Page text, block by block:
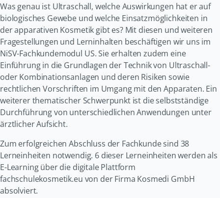
Was genau ist Ultraschall, welche Auswirkungen hat er auf
biologisches Gewebe und welche Einsatzmöglichkeiten in
der apparativen Kosmetik gibt es? Mit diesen und weiteren
Fragestellungen und Lerninhalten beschäftigen wir uns im
NiSV-Fachkundemodul US. Sie erhalten zudem eine
Einführung in die Grundlagen der Technik von Ultraschall-
oder Kombinationsanlagen und deren Risiken sowie
rechtlichen Vorschriften im Umgang mit den Apparaten. Ein
weiterer thematischer Schwerpunkt ist die selbstständige
Durchführung von unterschiedlichen Anwendungen unter
ärztlicher Aufsicht.
Zum erfolgreichen Abschluss der Fachkunde sind 38
Lerneinheiten notwendig. 6 dieser Lerneinheiten werden als
E-Learning über die digitale Plattform
fachschulekosmetik.eu von der Firma Kosmedi GmbH
absolviert.